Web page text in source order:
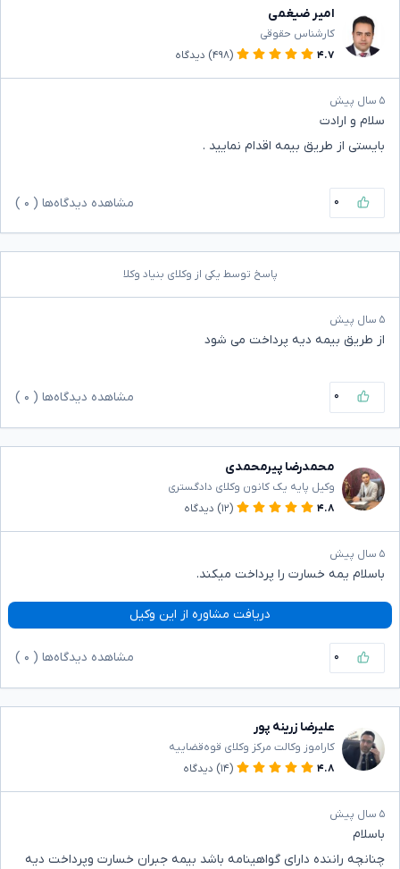
امیر ضیغمی
کارشناس حقوقی
۴.۷
(۴۹۸) دیدگاه
۵ سال پیش
سلام و ارادت
بایستی از طریق بیمه اقدام نمایید .
۰ مشاهده دیدگاه‌ها ( ۰
پاسخ توسط یکی از وکلای بنیاد وکلا
۵ سال پیش
از طریق بیمه دیه پرداخت می شود
۰ مشاهده دیدگاه‌ها ( ۰
محمدرضا پیرمحمدی
وکیل پایه یک کانون وکلای دادگستری
۴.۸
(۱۲) دیدگاه
۵ سال پیش
باسلام یمه خسارت را پرداخت میکند.
دریافت مشاوره از این وکیل
۰ مشاهده دیدگاه‌ها ( ۰
علیرضا زرینه پور
کاراموز وکالت مرکز وکلای قوه‌قضاییه
۴.۸
(۱۴) دیدگاه
۵ سال پیش
باسلام
چنانچه راننده دارای گواهینامه باشد بیمه جبران خسارت وپرداخت دیه